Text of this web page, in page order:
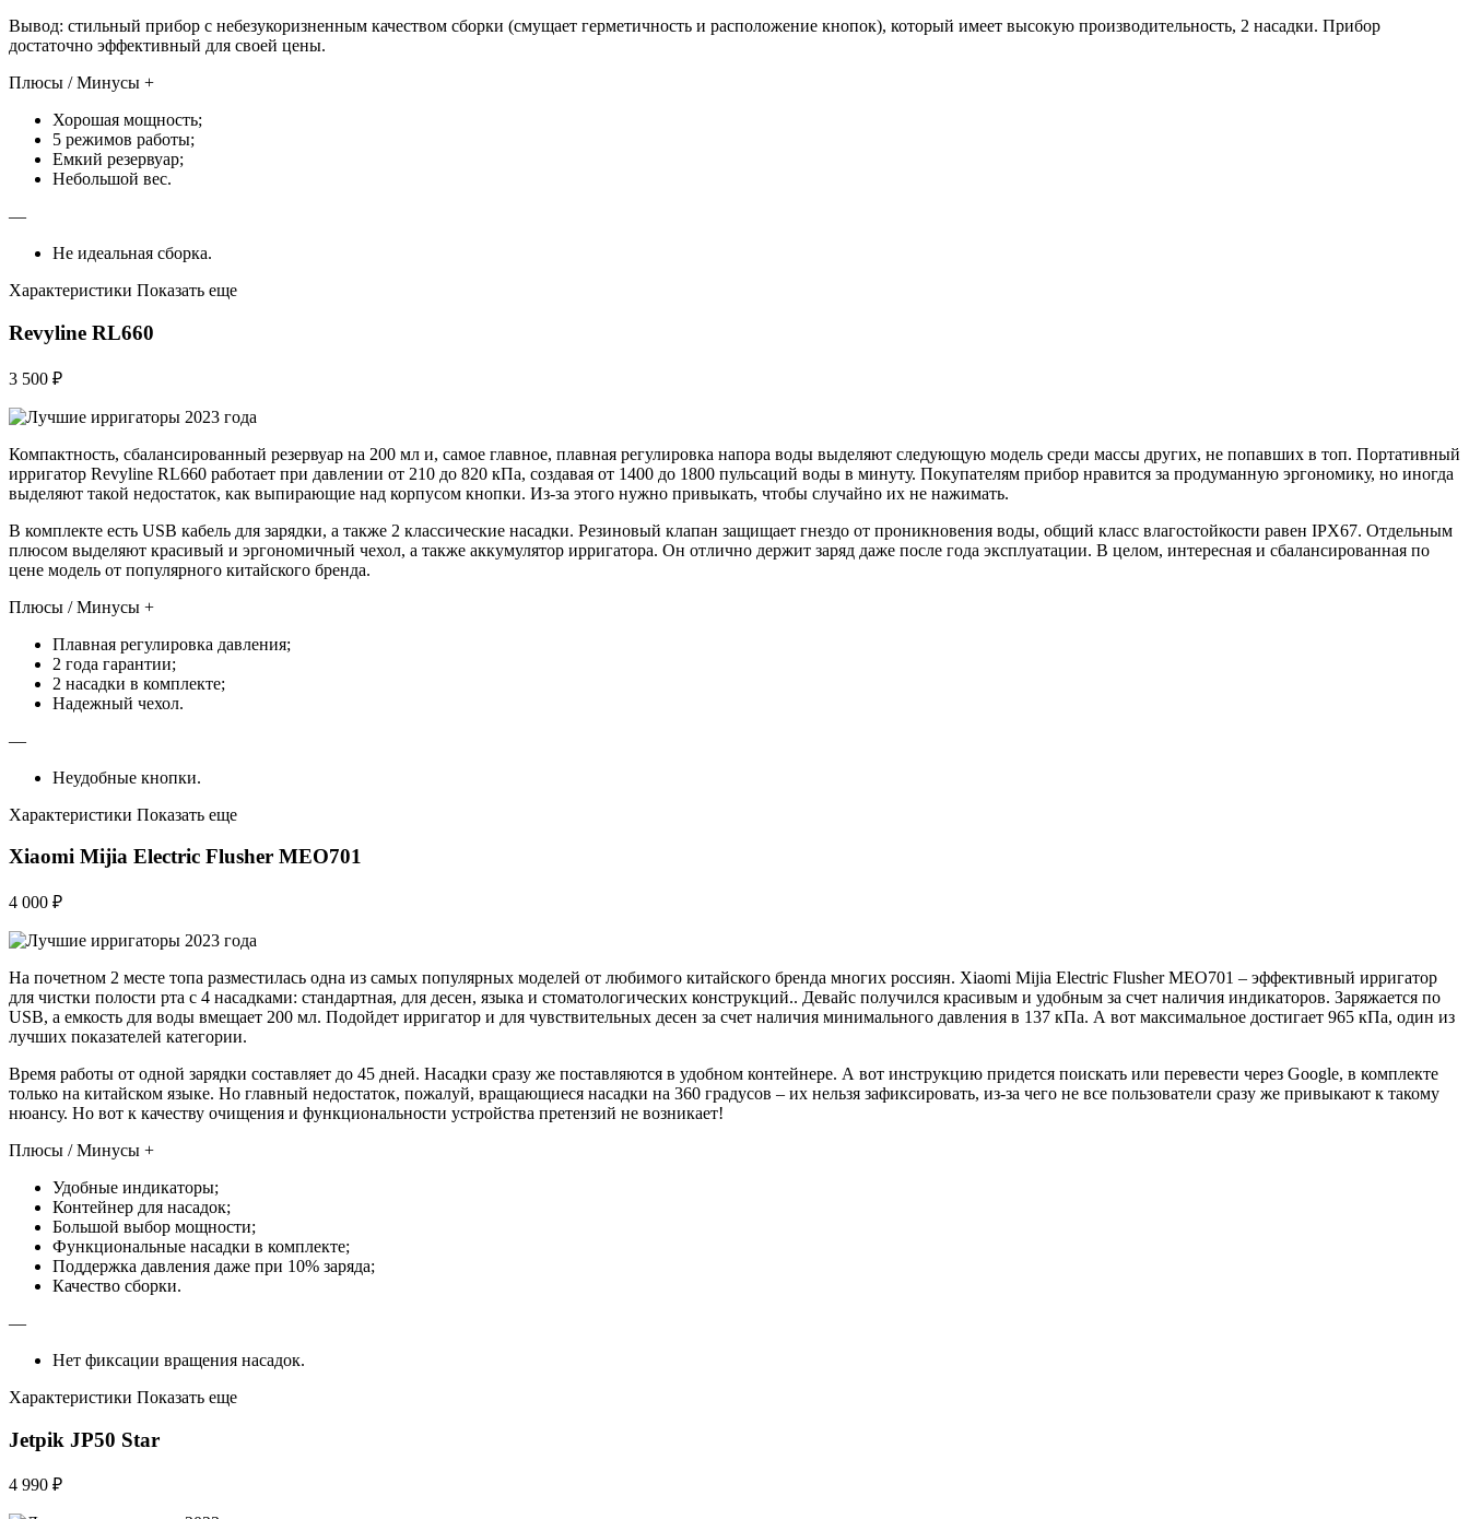
Вывод: стильный прибор с небезукоризненным качеством сборки (смущает герметичность и расположение кнопок), который имеет высокую производительность, 2 насадки. Прибор
достаточно эффективный для своей цены.
Плюсы / Минусы +
Хорошая мощность;
5 режимов работы;
Емкий резервуар;
Небольшой вес.
—
Не идеальная сборка.
Характеристики Показать еще
Revyline RL660
3 500 ₽
Компактность, сбалансированный резервуар на 200 мл и, самое главное, плавная регулировка напора воды выделяют следующую модель среди массы других, не попавших в топ. Портативный
ирригатор Revyline RL660 работает при давлении от 210 до 820 кПа, создавая от 1400 до 1800 пульсаций воды в минуту. Покупателям прибор нравится за продуманную эргономику, но иногда
выделяют такой недостаток, как выпирающие над корпусом кнопки. Из-за этого нужно привыкать, чтобы случайно их не нажимать.
В комплекте есть USB кабель для зарядки, а также 2 классические насадки. Резиновый клапан защищает гнездо от проникновения воды, общий класс влагостойкости равен IPX67. Отдельным
плюсом выделяют красивый и эргономичный чехол, а также аккумулятор ирригатора. Он отлично держит заряд даже после года эксплуатации. В целом, интересная и сбалансированная по
цене модель от популярного китайского бренда.
Плюсы / Минусы +
Плавная регулировка давления;
2 года гарантии;
2 насадки в комплекте;
Надежный чехол.
—
Неудобные кнопки.
Характеристики Показать еще
Xiaomi Mijia Electric Flusher MEO701
4 000 ₽
На почетном 2 месте топа разместилась одна из самых популярных моделей от любимого китайского бренда многих россиян. Xiaomi Mijia Electric Flusher MEO701 – эффективный ирригатор
для чистки полости рта с 4 насадками: стандартная, для десен, языка и стоматологических конструкций.. Девайс получился красивым и удобным за счет наличия индикаторов. Заряжается по
USB, а емкость для воды вмещает 200 мл. Подойдет ирригатор и для чувствительных десен за счет наличия минимального давления в 137 кПа. А вот максимальное достигает 965 кПа, один из
лучших показателей категории.
Время работы от одной зарядки составляет до 45 дней. Насадки сразу же поставляются в удобном контейнере. А вот инструкцию придется поискать или перевести через Google, в комплекте
только на китайском языке. Но главный недостаток, пожалуй, вращающиеся насадки на 360 градусов – их нельзя зафиксировать, из-за чего не все пользователи сразу же привыкают к такому
нюансу. Но вот к качеству очищения и функциональности устройства претензий не возникает!
Плюсы / Минусы +
Удобные индикаторы;
Контейнер для насадок;
Большой выбор мощности;
Функциональные насадки в комплекте;
Поддержка давления даже при 10% заряда;
Качество сборки.
—
Нет фиксации вращения насадок.
Характеристики Показать еще
Jetpik JP50 Star
4 990 ₽